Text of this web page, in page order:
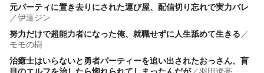
元パーティに置き去りにされた運び屋、配信切り忘れで実力バレ
／伊達ジン
努力だけで超能力者になった俺、就職せずに人生舐めて生きる／
モモの樹
治癒士はいらないと勇者パーティーを追い出されたおっさん、盲
目のエルフを治したら惚れられてしまったんだが／羽田遼亮